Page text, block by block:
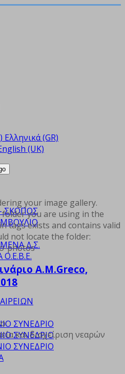
Ελληνικά (GR)
(UK)
ΣΚΟΠΟΣ
Δ.Σ.
Ο.Ε.Β.Ε.
ΣΥΝΕΔΡΙΟ
ΣΥΝΕΔΡΙΟ
ΣΥΝΕΔΡΙΟ
your image gallery.
you are using in the
tags exists and contains valid
not locate the folder:
photos
A.M.Greco,
και διαχείριση νεαρών